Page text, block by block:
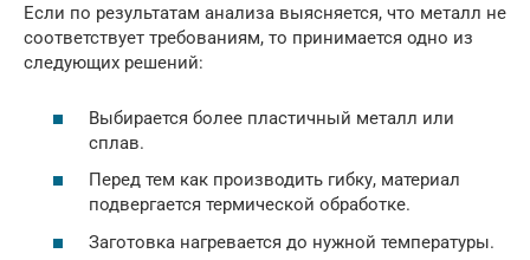
Если по результатам анализа выясняется, что металл не
соответствует требованиям, то принимается одно из
следующих решений:
Выбирается более пластичный металл или
сплав.
Перед тем как производить гибку, материал
подвергается термической обработке.
Заготовка нагревается до нужной температуры.